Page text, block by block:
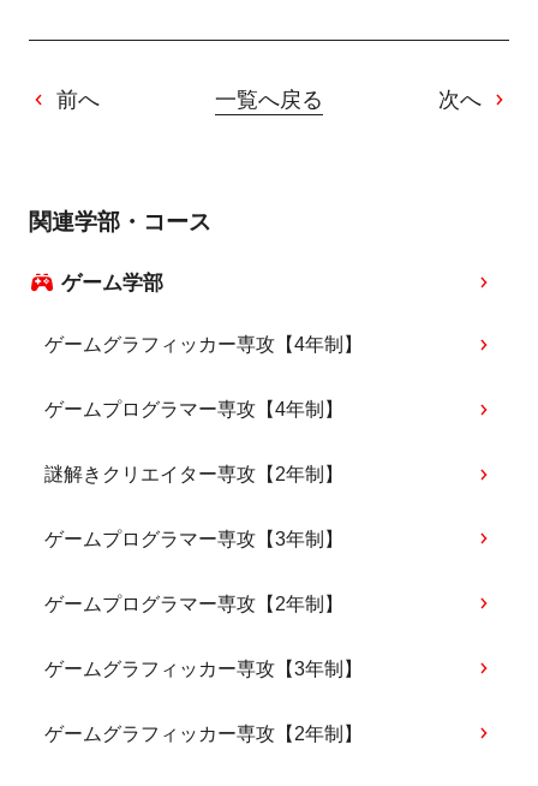
前へ 一覧へ戻る 次へ
関連学部・コース
ゲーム学部
ゲームグラフィッカー専攻【4年制】
ゲームプログラマー専攻【4年制】
謎解きクリエイター専攻【2年制】
ゲームプログラマー専攻【3年制】
ゲームプログラマー専攻【2年制】
ゲームグラフィッカー専攻【3年制】
ゲームグラフィッカー専攻【2年制】